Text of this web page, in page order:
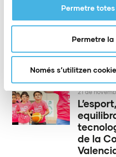
Permetre
Permetre
Només s’utilitzen
Base i
de
de la
21 de